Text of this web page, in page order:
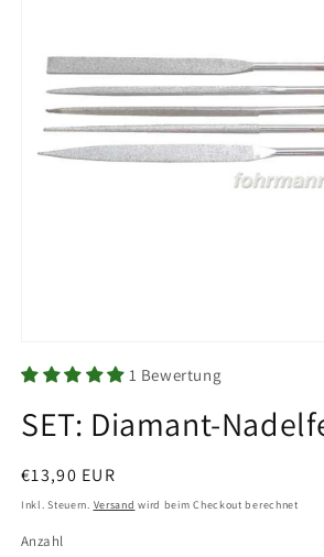
1
in
öffnen
1 Bewertung
SET: Diamant-
Normaler
Preis
€13,90 EUR
Inkl. Steuern. Versand wird beim Checkout berechnet
Anzahl
Anzahl